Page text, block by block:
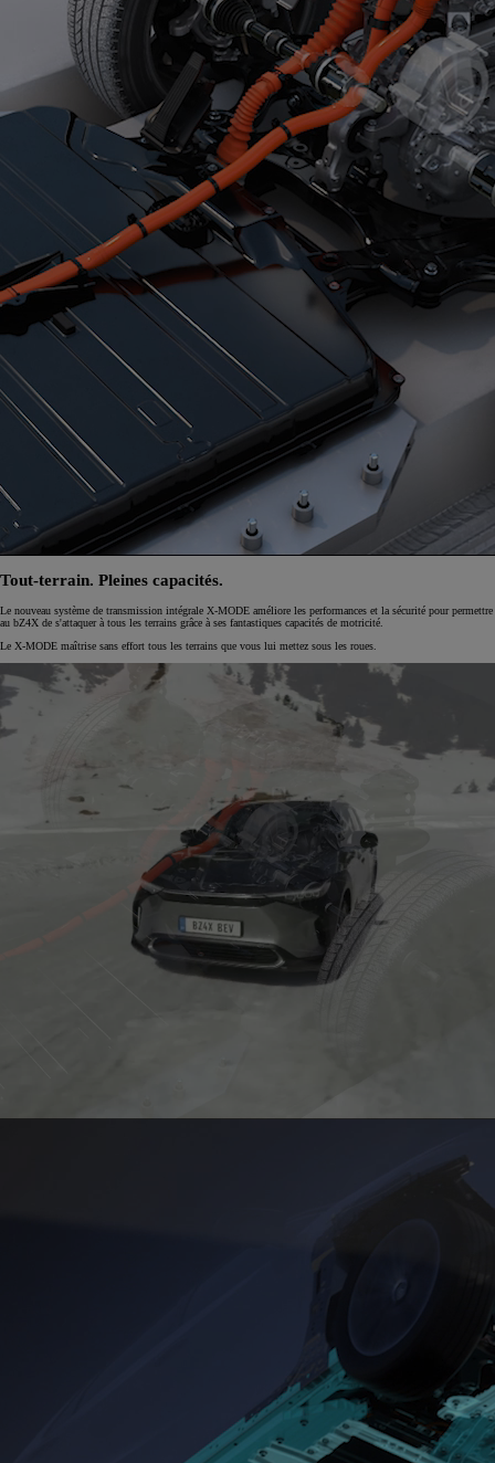
Tout-terrain. Pleines capacités.
Le nouveau système de transmission intégrale X-MODE améliore les performances et la sécurité pour permettre
au bZ4X de s'attaquer à tous les terrains grâce à ses fantastiques capacités de motricité.
Le X-MODE maîtrise sans effort tous les terrains que vous lui mettez sous les roues.